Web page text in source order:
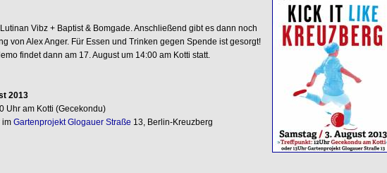
Vibz + Baptist & Bomgade. Anschließend gibt es dann noch
von Alex Anger. Für Essen und Trinken gegen Spende ist gesorgt!
findet dann am 17. August um 14:00 am Kotti statt.
2013
Uhr am Kotti (Gecekondu)
im Gartenprojekt Glogauer Straße 13, Berlin-Kreuzberg